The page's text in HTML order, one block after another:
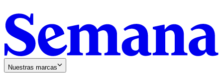
Nuestras marcas